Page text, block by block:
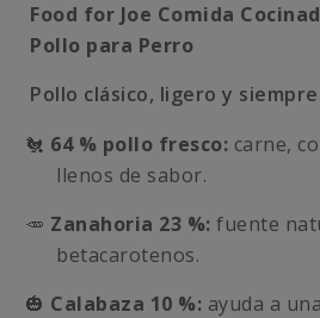
Food for Joe Comida
Pollo para Perro
Pollo clásico, ligero y
🐔 64 % pollo fresco: carne,
llenos de sabor.
🥕 Zanahoria 23 %: fuente
betacarotenos.
🎃 Calabaza 10 %: ayuda a